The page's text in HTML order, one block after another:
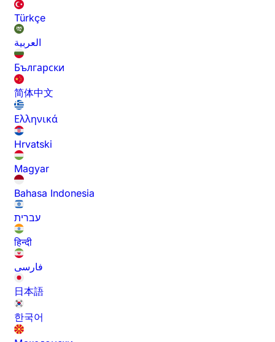
Türkçe
العربية
Български
简体中文
Ελληνικά
Hrvatski
Magyar
Bahasa Indonesia
עברית
हिन्दी
فارسی
日本語
한국어